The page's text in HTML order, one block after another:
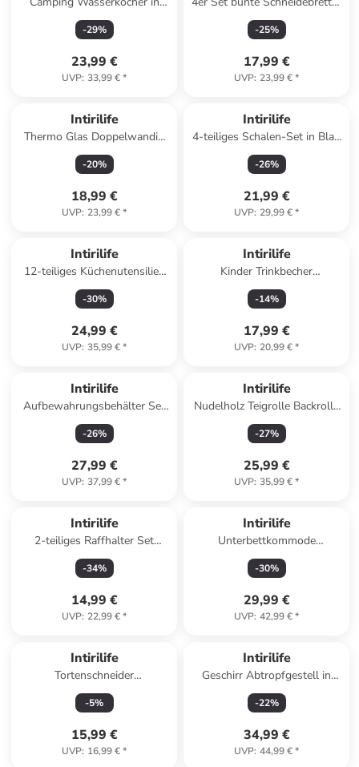
Schwarz
-29%
23,99 €
UVP: 33,99 €*
in Bunt
-25%
17,99 €
UVP: 23,99 €*
Intirilife
Thermo Glas Doppelwandig
Katze 200ml in 1x Rosa
-20%
18,99 €
UVP: 23,99 €*
Intirilife
4-teiliges Schalen-Set in Blau
und Weiß
-26%
21,99 €
UVP: 29,99 €*
Intirilife
12-teiliges Küchenutensilien
Set mit Zange Schneebesen in
Mint Grün
-30%
24,99 €
UVP: 35,99 €*
Intirilife
Kinder Trinkbecher
transparent mit Deckel in Dino
Design
-14%
17,99 €
UVP: 20,99 €*
Intirilife
Aufbewahrungsbehälter Set
aus Glas 4-teiliges Set
Vorratsgläser in Transparent
-26%
27,99 €
UVP: 37,99 €*
Intirilife
Nudelholz Teigrolle Backrolle
Wellholz in Marmor Weiß
-27%
25,99 €
UVP: 35,99 €*
Intirilife
2-teiliges Raffhalter Set
Gardinenklammer in Schwarz
-34%
14,99 €
UVP: 22,99 €*
Intirilife
Unterbettkommode
Kleideraufbewahrung
Organizer in Grau
-30%
29,99 €
UVP: 42,99 €*
Intirilife
Tortenschneider
Kuchenschneider in Silber
-5%
15,99 €
UVP: 16,99 €*
Intirilife
Geschirr Abtropfgestell in
Schwarz
-22%
34,99 €
UVP: 44,99 €*